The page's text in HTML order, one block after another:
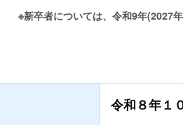
※新卒者については、令和9年(2027
令和８年１